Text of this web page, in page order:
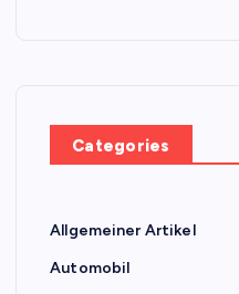
Categories
Allgemeiner Artikel
Automobil